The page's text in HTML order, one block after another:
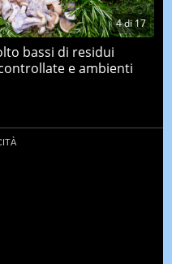
4di17
bassi di residui
e ambienti